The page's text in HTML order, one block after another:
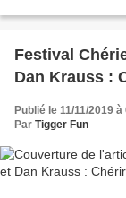
Festival
Dan Krauss :
Publié le 11/11/2019
Par Tigger Fun